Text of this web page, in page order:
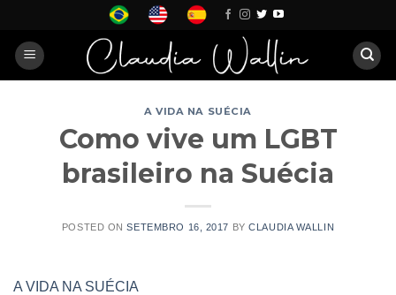
content
A VIDA NA SUÉCIA
Como vive um LGBT
brasileiro na Suécia
POSTED ONSETEMBRO 16, 2017 BYCLAUDIA WALLIN
A VIDA NA SUÉCIA